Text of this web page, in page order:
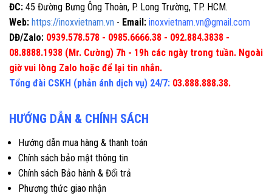
ĐC: 45 Đường Bưng Ông Thoàn, P. Long Trường, TP. HCM.
Web: https://inoxvietnam.vn - Email: inoxvietnam.vn@gmail.com
DĐ/Zalo: 0939.578.578 - 0985.6666.38 - 092.884.3838 -
08.8888.1938 (Mr. Cường) 7h - 19h các ngày trong tuần. Ngoài
giờ vui lòng Zalo hoặc để lại tin nhắn.
Tổng đài CSKH (phản ánh dịch vụ) 24/7: 03.888.888.38.
HƯỚNG DẪN & CHÍNH SÁCH
Hướng dẫn mua hàng & thanh toán
Chính sách bảo mật thông tin
Chính sách Bảo hành & Đổi trả
Phương thức giao nhận